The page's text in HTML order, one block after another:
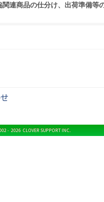
連商品の仕分け、出荷準備等
- 2026 CLOVER SUPPORT INC.